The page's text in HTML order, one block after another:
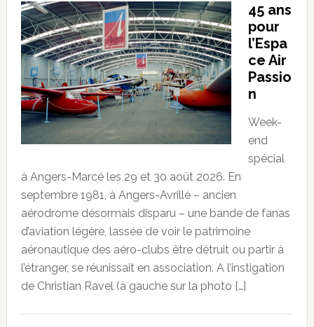
45 ans
pour
l’Espa
ce Air
Passio
n
Week-
end
spécial
à Angers-Marcé les 29 et 30 août 2026. En
septembre 1981, à Angers-Avrillé – ancien
aérodrome désormais disparu – une bande de fanas
d’aviation légère, lassée de voir le patrimoine
aéronautique des aéro-clubs être détruit ou partir à
l’étranger, se réunissait en association. A l’instigation
de Christian Ravel (à gauche sur la photo […]